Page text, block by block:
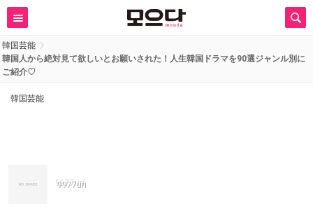
韓国芸能
韓国人から絶対見て欲しいとお願いされた！人生韓国ドラマを90選ジャンル別に
ご紹介♡
韓国芸能
9977uri